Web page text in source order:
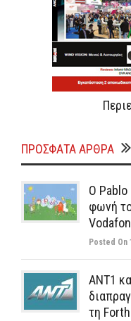
ΠΡΌΣΦΑΤΑ ΆΡΘΡΑ
Ο Pablo
φωνή
Posted On
ΑΝΤ1
τη